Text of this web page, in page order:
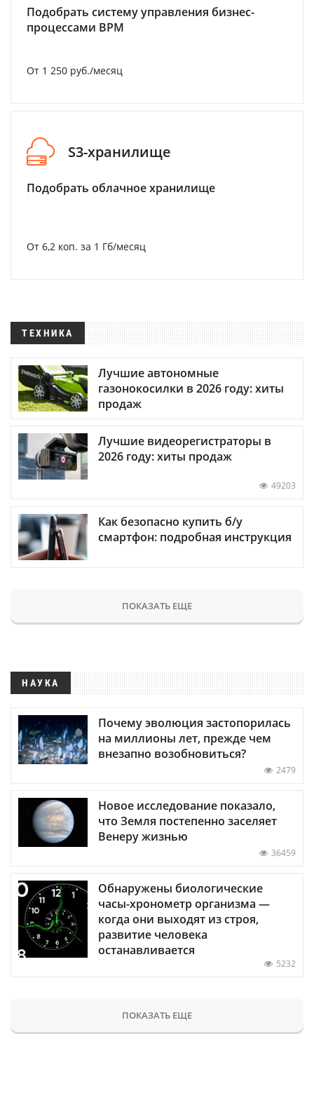
Подобрать систему управления бизнес-
процессами BPM
От 1 250 руб./месяц
S3-хранилище
Подобрать облачное хранилище
От 6,2 коп. за 1 Гб/месяц
ТЕХНИКА
Лучшие автономные
газонокосилки в 2026 году: хиты
продаж
Лучшие видеорегистраторы в
2026 году: хиты продаж
49203
Как безопасно купить б/у
смартфон: подробная инструкция
ПОКАЗАТЬ ЕЩЕ
НАУКА
Почему эволюция застопорилась
на миллионы лет, прежде чем
внезапно возобновиться?
2479
Новое исследование показало,
что Земля постепенно заселяет
Венеру жизнью
36459
Обнаружены биологические
часы-хронометр организма —
когда они выходят из строя,
развитие человека
останавливается
5232
ПОКАЗАТЬ ЕЩЕ